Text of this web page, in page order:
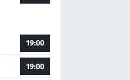
19:00
19:00